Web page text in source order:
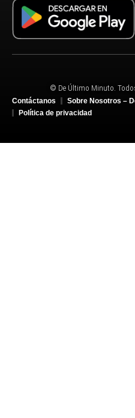
© De Último Minuto.
Contáctanos
Sobre Nosotros –
Política de privacidad